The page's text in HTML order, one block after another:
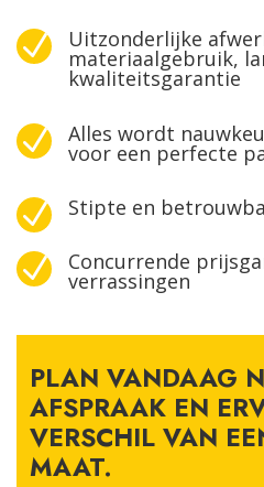
N Uitzonderlijke
materiaalgebruik,
kwaliteitsgarantie
N Alles wordt
voor een perfecte
N Stipte en
N Concurrende
verrassingen
PLAN VANDAAG
AFSPRAAK EN
VERSCHIL VAN
MAAT.